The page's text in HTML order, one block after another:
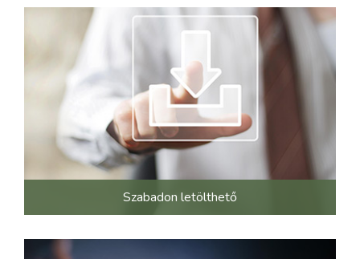
Szabadon letölthető